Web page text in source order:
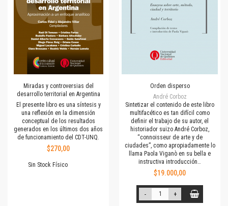
Miradas y controversias del
desarrollo territorial en Argentina
El presente libro es una síntesis y
una reflexión en la dimensión
conceptual de los resultados
generados en los últimos dos años
de funcionamiento del CDT-UNQ.
$270,00
Sin Stock Físico
Orden disperso
André Corboz
Sintetizar el contenido de este libro
multifacético es tan difícil como
definir el trabajo de su autor, el
historiador suizo André Corboz,
“connoisseur de arte y de
ciudades”, como apropiadamente lo
llama Paola Viganò en su bella e
instructiva introducción…
$19.000,00
- +